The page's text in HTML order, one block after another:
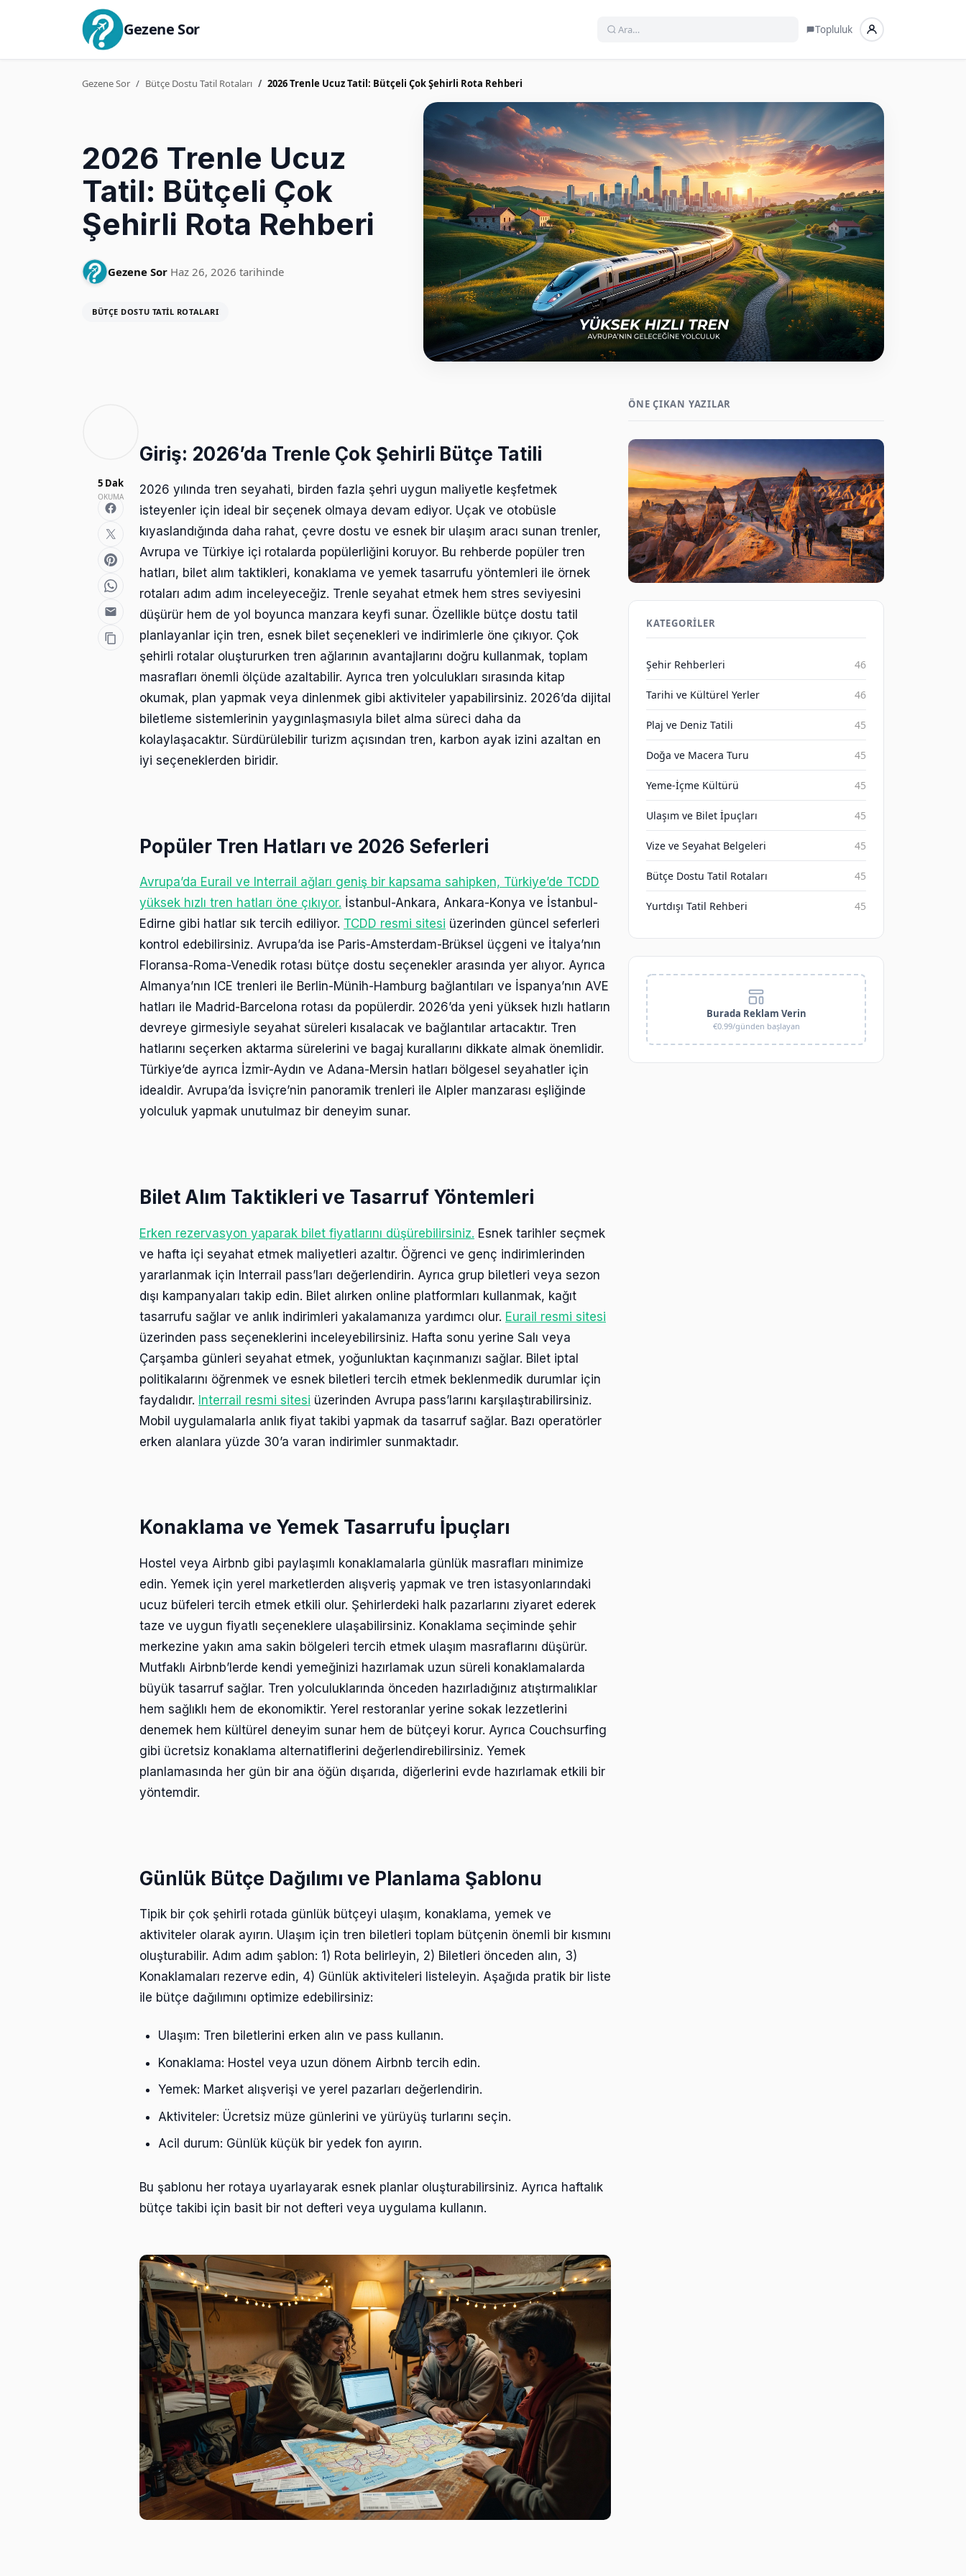
Gezene Sor Topluluk
Gezene Sor Bütçe Dostu Tatil Rotaları 2026 Trenle Ucuz Tatil: Bütçeli Çok Şehirli Rota Rehberi
2026 Trenle Ucuz
Tatil: Bütçeli Çok
Şehirli Rota Rehberi
Gezene Sor Haz 26, 2026 tarihinde
BÜTÇE DOSTU TATIL ROTALARI
5 Dak
OKUMA
Giriş: 2026’da Trenle Çok Şehirli Bütçe Tatili
2026 yılında tren seyahati, birden fazla şehri uygun maliyetle keşfetmek
isteyenler için ideal bir seçenek olmaya devam ediyor. Uçak ve otobüsle
kıyaslandığında daha rahat, çevre dostu ve esnek bir ulaşım aracı sunan trenler,
Avrupa ve Türkiye içi rotalarda popülerliğini koruyor. Bu rehberde popüler tren
hatları, bilet alım taktikleri, konaklama ve yemek tasarrufu yöntemleri ile örnek
rotaları adım adım inceleyeceğiz. Trenle seyahat etmek hem stres seviyesini
düşürür hem de yol boyunca manzara keyfi sunar. Özellikle bütçe dostu tatil
planlayanlar için tren, esnek bilet seçenekleri ve indirimlerle öne çıkıyor. Çok
şehirli rotalar oluştururken tren ağlarının avantajlarını doğru kullanmak, toplam
masrafları önemli ölçüde azaltabilir. Ayrıca tren yolculukları sırasında kitap
okumak, plan yapmak veya dinlenmek gibi aktiviteler yapabilirsiniz. 2026’da dijital
biletleme sistemlerinin yaygınlaşmasıyla bilet alma süreci daha da
kolaylaşacaktır. Sürdürülebilir turizm açısından tren, karbon ayak izini azaltan en
iyi seçeneklerden biridir.
Popüler Tren Hatları ve 2026 Seferleri
Avrupa’da Eurail ve Interrail ağları geniş bir kapsama sahipken, Türkiye’de TCDD
yüksek hızlı tren hatları öne çıkıyor. İstanbul-Ankara, Ankara-Konya ve İstanbul-
Edirne gibi hatlar sık tercih ediliyor. TCDD resmi sitesi üzerinden güncel seferleri
kontrol edebilirsiniz. Avrupa’da ise Paris-Amsterdam-Brüksel üçgeni ve İtalya’nın
Floransa-Roma-Venedik rotası bütçe dostu seçenekler arasında yer alıyor. Ayrıca
Almanya’nın ICE trenleri ile Berlin-Münih-Hamburg bağlantıları ve İspanya’nın AVE
hatları ile Madrid-Barcelona rotası da popülerdir. 2026’da yeni yüksek hızlı hatların
devreye girmesiyle seyahat süreleri kısalacak ve bağlantılar artacaktır. Tren
hatlarını seçerken aktarma sürelerini ve bagaj kurallarını dikkate almak önemlidir.
Türkiye’de ayrıca İzmir-Aydın ve Adana-Mersin hatları bölgesel seyahatler için
idealdir. Avrupa’da İsviçre’nin panoramik trenleri ile Alpler manzarası eşliğinde
yolculuk yapmak unutulmaz bir deneyim sunar.
Bilet Alım Taktikleri ve Tasarruf Yöntemleri
Erken rezervasyon yaparak bilet fiyatlarını düşürebilirsiniz. Esnek tarihler seçmek
ve hafta içi seyahat etmek maliyetleri azaltır. Öğrenci ve genç indirimlerinden
yararlanmak için Interrail pass’ları değerlendirin. Ayrıca grup biletleri veya sezon
dışı kampanyaları takip edin. Bilet alırken online platformları kullanmak, kağıt
tasarrufu sağlar ve anlık indirimleri yakalamanıza yardımcı olur. Eurail resmi sitesi
üzerinden pass seçeneklerini inceleyebilirsiniz. Hafta sonu yerine Salı veya
Çarşamba günleri seyahat etmek, yoğunluktan kaçınmanızı sağlar. Bilet iptal
politikalarını öğrenmek ve esnek biletleri tercih etmek beklenmedik durumlar için
faydalıdır. Interrail resmi sitesi üzerinden Avrupa pass’larını karşılaştırabilirsiniz.
Mobil uygulamalarla anlık fiyat takibi yapmak da tasarruf sağlar. Bazı operatörler
erken alanlara yüzde 30’a varan indirimler sunmaktadır.
Konaklama ve Yemek Tasarrufu İpuçları
Hostel veya Airbnb gibi paylaşımlı konaklamalarla günlük masrafları minimize
edin. Yemek için yerel marketlerden alışveriş yapmak ve tren istasyonlarındaki
ucuz büfeleri tercih etmek etkili olur. Şehirlerdeki halk pazarlarını ziyaret ederek
taze ve uygun fiyatlı seçeneklere ulaşabilirsiniz. Konaklama seçiminde şehir
merkezine yakın ama sakin bölgeleri tercih etmek ulaşım masraflarını düşürür.
Mutfaklı Airbnb’lerde kendi yemeğinizi hazırlamak uzun süreli konaklamalarda
büyük tasarruf sağlar. Tren yolculuklarında önceden hazırladığınız atıştırmalıklar
hem sağlıklı hem de ekonomiktir. Yerel restoranlar yerine sokak lezzetlerini
denemek hem kültürel deneyim sunar hem de bütçeyi korur. Ayrıca Couchsurfing
gibi ücretsiz konaklama alternatiflerini değerlendirebilirsiniz. Yemek
planlamasında her gün bir ana öğün dışarıda, diğerlerini evde hazırlamak etkili bir
yöntemdir.
Günlük Bütçe Dağılımı ve Planlama Şablonu
Tipik bir çok şehirli rotada günlük bütçeyi ulaşım, konaklama, yemek ve
aktiviteler olarak ayırın. Ulaşım için tren biletleri toplam bütçenin önemli bir kısmını
oluşturabilir. Adım adım şablon: 1) Rota belirleyin, 2) Biletleri önceden alın, 3)
Konaklamaları rezerve edin, 4) Günlük aktiviteleri listeleyin. Aşağıda pratik bir liste
ile bütçe dağılımını optimize edebilirsiniz:
Ulaşım: Tren biletlerini erken alın ve pass kullanın.
Konaklama: Hostel veya uzun dönem Airbnb tercih edin.
Yemek: Market alışverişi ve yerel pazarları değerlendirin.
Aktiviteler: Ücretsiz müze günlerini ve yürüyüş turlarını seçin.
Acil durum: Günlük küçük bir yedek fon ayırın.
Bu şablonu her rotaya uyarlayarak esnek planlar oluşturabilirsiniz. Ayrıca haftalık
bütçe takibi için basit bir not defteri veya uygulama kullanın.
ÖNE ÇIKAN YAZILAR
Kapadokya ve Efes'te Doğa Yürüyüşü:
Tarihi Yerler Keşfi 2026
KATEGORILER
Şehir Rehberleri 46
Tarihi ve Kültürel Yerler 46
Plaj ve Deniz Tatili 45
Doğa ve Macera Turu 45
Yeme-İçme Kültürü 45
Ulaşım ve Bilet İpuçları 45
Vize ve Seyahat Belgeleri 45
Bütçe Dostu Tatil Rotaları 45
Yurtdışı Tatil Rehberi 45
Burada Reklam Verin
€0.99/günden başlayan